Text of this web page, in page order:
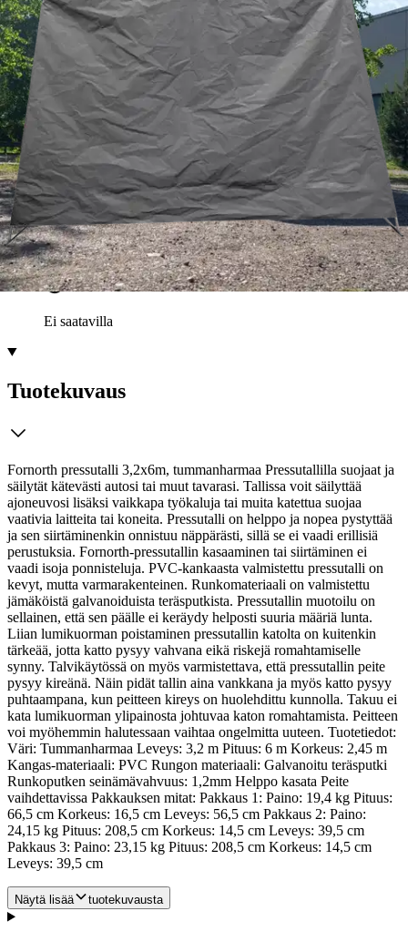
Ilmainen toimitus yli 100 €:n tilauksille
Postin pakettiautomaattiin tai
palvelupisteeseen!
Etu ei koske Suuri‑lisäpalvelulla toimitettavia tuotteita.
Tarkista myymäläsaatavuus
Ei saatavilla
Tuotekuvaus
Fornorth pressutalli 3,2x6m, tummanharmaa Pressutallilla suojaat ja
säilytät kätevästi autosi tai muut tavarasi. Tallissa voit säilyttää
ajoneuvosi lisäksi vaikkapa työkaluja tai muita katettua suojaa
vaativia laitteita tai koneita. Pressutalli on helppo ja nopea pystyttää
ja sen siirtäminenkin onnistuu näppärästi, sillä se ei vaadi erillisiä
perustuksia. Fornorth-pressutallin kasaaminen tai siirtäminen ei
vaadi isoja ponnisteluja. PVC-kankaasta valmistettu pressutalli on
kevyt, mutta varmarakenteinen. Runkomateriaali on valmistettu
jämäköistä galvanoiduista teräsputkista. Pressutallin muotoilu on
sellainen, että sen päälle ei keräydy helposti suuria määriä lunta.
Liian lumikuorman poistaminen pressutallin katolta on kuitenkin
tärkeää, jotta katto pysyy vahvana eikä riskejä romahtamiselle
synny. Talvikäytössä on myös varmistettava, että pressutallin peite
pysyy kireänä. Näin pidät tallin aina vankkana ja myös katto pysyy
puhtaampana, kun peitteen kireys on huolehdittu kunnolla. Takuu ei
kata lumikuorman ylipainosta johtuvaa katon romahtamista. Peitteen
voi myöhemmin halutessaan vaihtaa ongelmitta uuteen. Tuotetiedot:
Väri: Tummanharmaa Leveys: 3,2 m Pituus: 6 m Korkeus: 2,45 m
Kangas-materiaali: PVC Rungon materiaali: Galvanoitu teräsputki
Runkoputken seinämävahvuus: 1,2mm Helppo kasata Peite
vaihdettavissa Pakkauksen mitat: Pakkaus 1: Paino: 19,4 kg Pituus:
66,5 cm Korkeus: 16,5 cm Leveys: 56,5 cm Pakkaus 2: Paino:
24,15 kg Pituus: 208,5 cm Korkeus: 14,5 cm Leveys: 39,5 cm
Pakkaus 3: Paino: 23,15 kg Pituus: 208,5 cm Korkeus: 14,5 cm
Leveys: 39,5 cm
Näytä lisää tuotekuvausta